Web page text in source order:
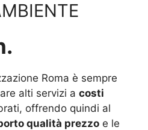
Roma è sempre
alti servizi a costi
offrendo quindi al
qualità prezzo e le